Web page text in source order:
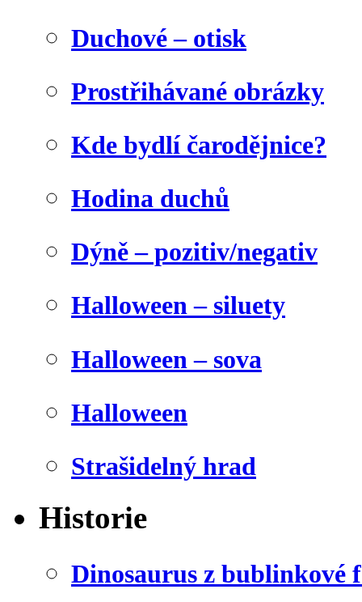
Duchové – otisk
Prostřihávané obrázky
Kde bydlí čarodějnice?
Hodina duchů
Dýně – pozitiv/negativ
Halloween – siluety
Halloween – sova
Halloween
Strašidelný hrad
Historie
Dinosaurus z bublinkové